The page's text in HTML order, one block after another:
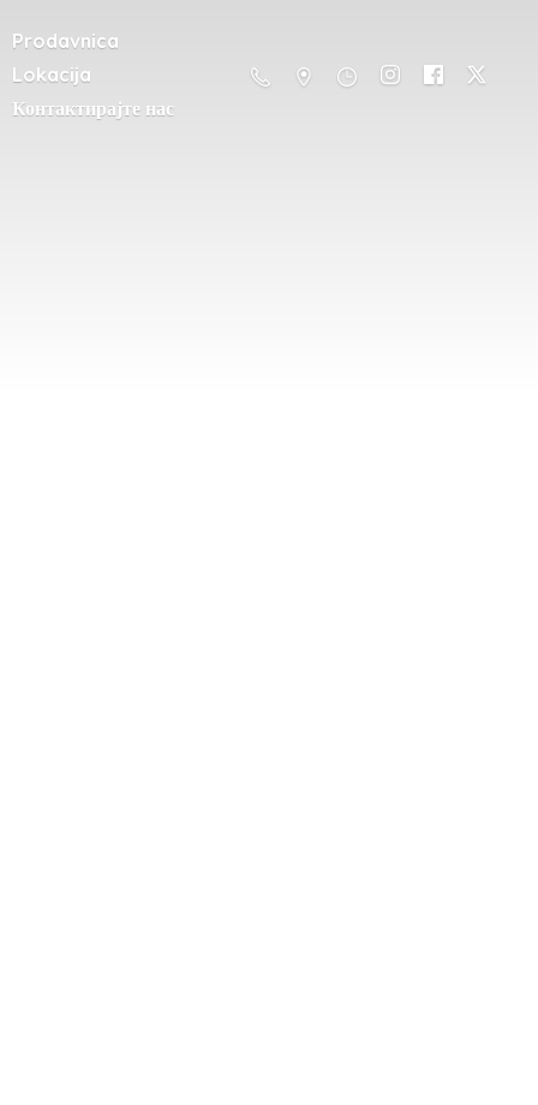
Prodavnica
Lokacija
Контактирајте нас